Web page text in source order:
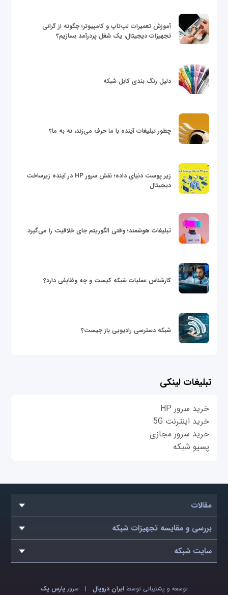
آموزش تعمیرات لپ‌تاپ و کامپیوتر؛ چگونه از گرانی
تجهیزات دیجیتال، یک شغل پردرآمد بسازیم؟
دلیل رنگ بندی کابل شبکه
چطور تبلیغات آینده با ما حرف می‌زند، نه به ما؟
زیر پوست دنیای داده؛ نقش سرور HP در آینده زیرساخت
دیجیتال
تبلیغات هوشمند؛ وقتی الگوریتم جای خلاقیت را می‌گیرد
کارشناس عملیات شبکه کیست و چه وظایفی دارد؟
شبکه دسترسی رادیویی باز چیست؟
تبلیغات لینکی
خرید سرور HP
خرید اینترنت 5G
خرید سرور مجازی
پسیو شبکه
مقالات
بررسی و مقایسه تجهیزات شبکه
سایت شبکه
توسعه و پشتیبانی توسط ایران دروپال| سرور پارس پک